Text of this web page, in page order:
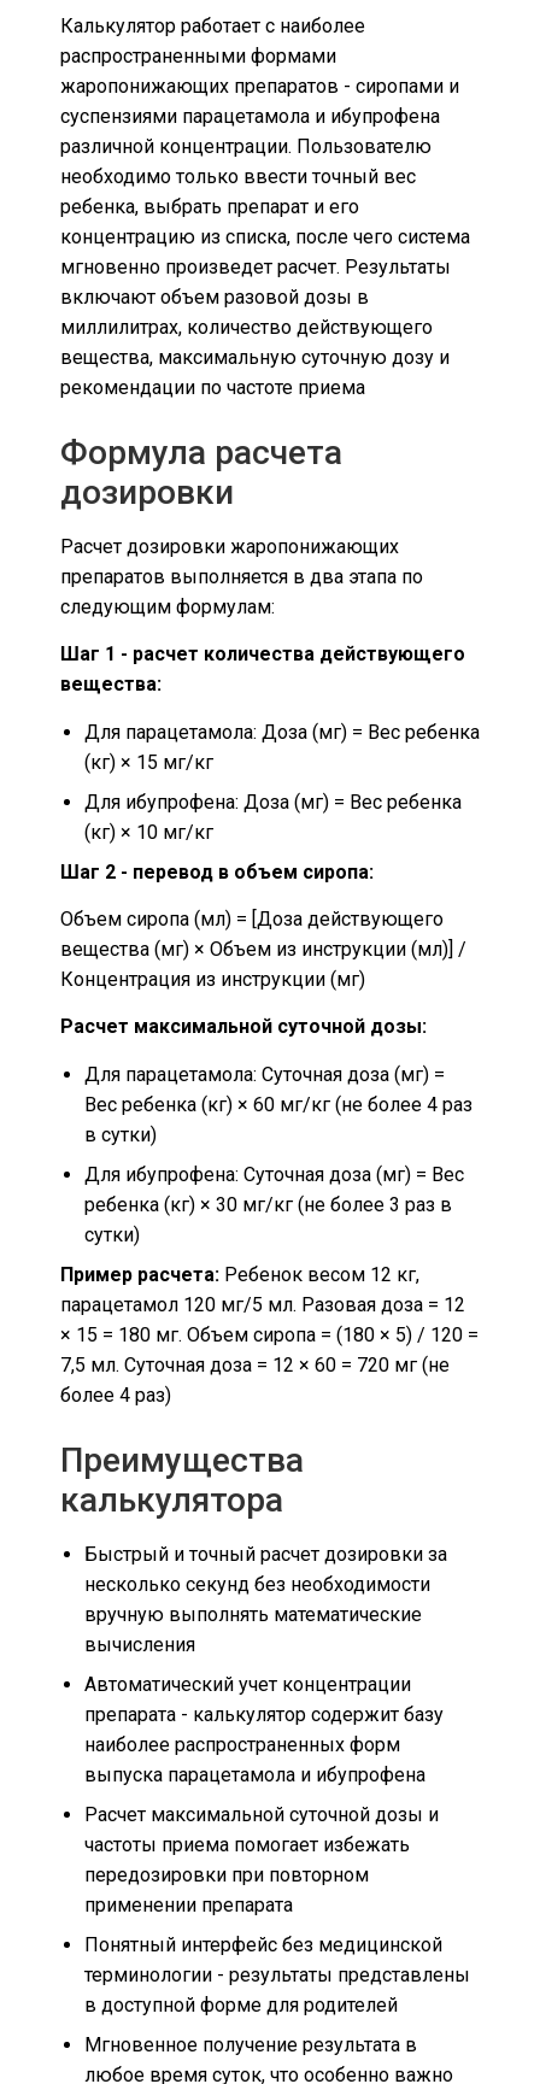
Калькулятор работает с наиболее
распространенными формами
жаропонижающих препаратов - сиропами и
суспензиями парацетамола и ибупрофена
различной концентрации. Пользователю
необходимо только ввести точный вес
ребенка, выбрать препарат и его
концентрацию из списка, после чего система
мгновенно произведет расчет. Результаты
включают объем разовой дозы в
миллилитрах, количество действующего
вещества, максимальную суточную дозу и
рекомендации по частоте приема
Формула расчета
дозировки
Расчет дозировки жаропонижающих
препаратов выполняется в два этапа по
следующим формулам:
Шаг 1 - расчет количества действующего
вещества:
Для парацетамола: Доза (мг) = Вес ребенка
(кг) × 15 мг/кг
Для ибупрофена: Доза (мг) = Вес ребенка
(кг) × 10 мг/кг
Шаг 2 - перевод в объем сиропа:
Объем сиропа (мл) = [Доза действующего
вещества (мг) × Объем из инструкции (мл)] /
Концентрация из инструкции (мг)
Расчет максимальной суточной дозы:
Для парацетамола: Суточная доза (мг) =
Вес ребенка (кг) × 60 мг/кг (не более 4 раз
в сутки)
Для ибупрофена: Суточная доза (мг) = Вес
ребенка (кг) × 30 мг/кг (не более 3 раз в
сутки)
Пример расчета: Ребенок весом 12 кг,
парацетамол 120 мг/5 мл. Разовая доза = 12
× 15 = 180 мг. Объем сиропа = (180 × 5) / 120 =
7,5 мл. Суточная доза = 12 × 60 = 720 мг (не
более 4 раз)
Преимущества
калькулятора
Быстрый и точный расчет дозировки за
несколько секунд без необходимости
вручную выполнять математические
вычисления
Автоматический учет концентрации
препарата - калькулятор содержит базу
наиболее распространенных форм
выпуска парацетамола и ибупрофена
Расчет максимальной суточной дозы и
частоты приема помогает избежать
передозировки при повторном
применении препарата
Понятный интерфейс без медицинской
терминологии - результаты представлены
в доступной форме для родителей
Мгновенное получение результата в
любое время суток, что особенно важно